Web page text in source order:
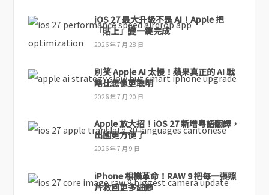
iOS 27 最大升級不是 AI！Apple 把
「貼上」變一鍵完成
2026 年 7 月 28 日
別笑 Apple AI 太慢！蘋果真正的 AI 戰
略比想像更聰明
2026 年 7 月 20 日
Apple 放大招！iOS 27 新增粵語翻譯，
出國更方便了
2026 年 7 月 9 日
iPhone 相機革命！RAW 9 把每一張照
片救回更多細節